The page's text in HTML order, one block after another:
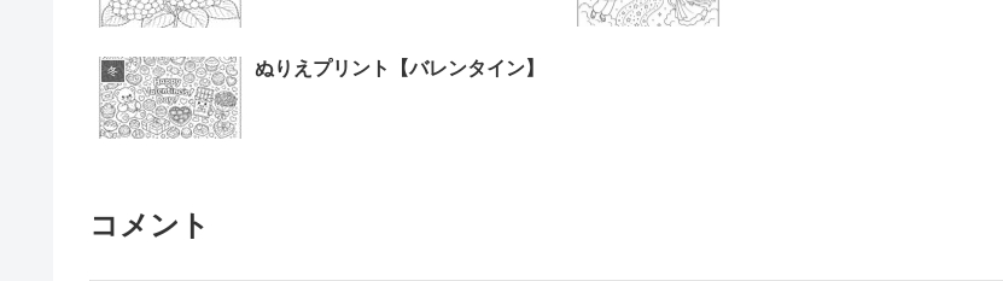
冬 ぬりえプリント【バレンタイン】
コメント